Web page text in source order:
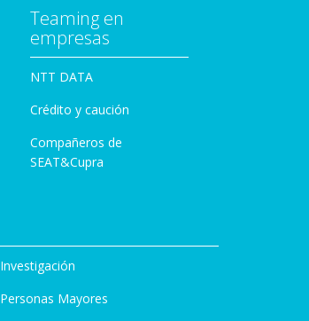
Teaming en
empresas
NTT DATA
Crédito y caución
Compañeros de
SEAT&Cupra
Investigación
Personas Mayores